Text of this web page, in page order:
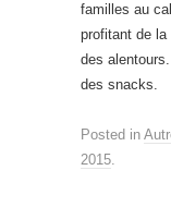
familles au
profitant de la
des
des snacks.
Posted in
2015.